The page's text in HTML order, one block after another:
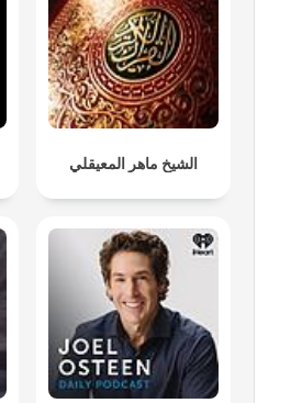
الشيخ ماهر المعيقلي